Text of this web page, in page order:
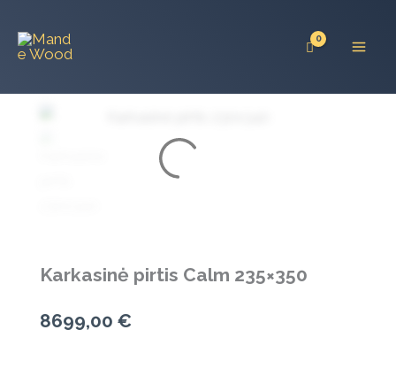
prie
turinio
Karkasinė pirtis Calm 235×350
8699,00 €